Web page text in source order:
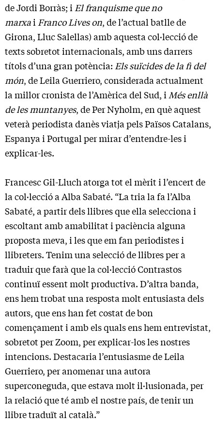
de Jordi Borràs; i El franquisme que no
marxai Franco Lives on, de l’actual batlle de
Girona, Lluc Salellas) amb aquesta col·lecció de
texts sobretot internacionals, amb uns darrers
títols d’una gran potència: Els suïcides de la fi del
món, de Leila Guerriero, considerada actualment
la millor cronista de l’Amèrica del Sud, i Més enllà
de les muntanyes, de Per Nyholm, en què aquest
veterà periodista danès viatja pels Països Catalans,
Espanya i Portugal per mirar d’entendre-les i
explicar-les.
Francesc Gil-Lluch atorga tot el mèrit i l’encert de
la col·lecció a Alba Sabaté. “La tria la fa l’Alba
Sabaté, a partir dels llibres que ella selecciona i
escoltant amb amabilitat i paciència alguna
proposta meva, i les que em fan periodistes i
llibreters. Tenim una selecció de llibres per a
traduir que farà que la col·lecció Contrastos
continuï essent molt productiva. D’altra banda,
ens hem trobat una resposta molt entusiasta dels
autors, que ens han fet costat de bon
començament i amb els quals ens hem entrevistat,
sobretot per Zoom, per explicar-los les nostres
intencions. Destacaria l’entusiasme de Leila
Guerriero, per anomenar una autora
superconeguda, que estava molt il·lusionada, per
la relació que té amb el nostre país, de tenir un
llibre traduït al català.”